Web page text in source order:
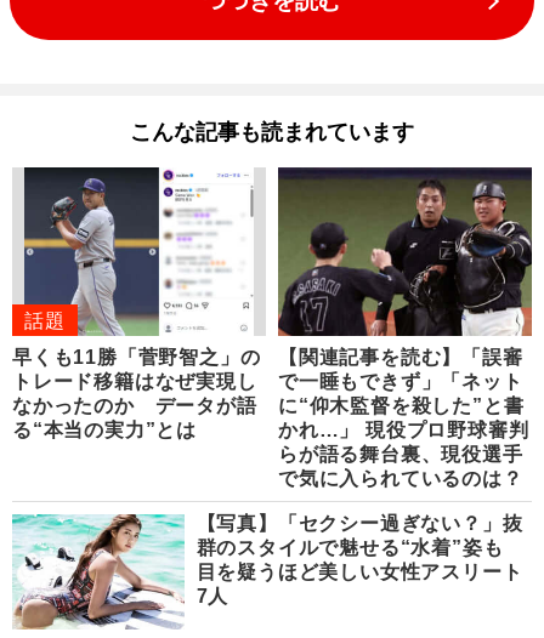
こんな記事も読まれています
話題
早くも11勝「菅野智之」の
トレード移籍はなぜ実現し
なかったのか データが語
る“本当の実力”とは
【関連記事を読む】「誤審
で一睡もできず」「ネット
に“仰木監督を殺した”と書
かれ…」 現役プロ野球審判
らが語る舞台裏、現役選手
で気に入られているのは？
【写真】「セクシー過ぎない？」抜
群のスタイルで魅せる“水着”姿も
目を疑うほど美しい女性アスリート
7人